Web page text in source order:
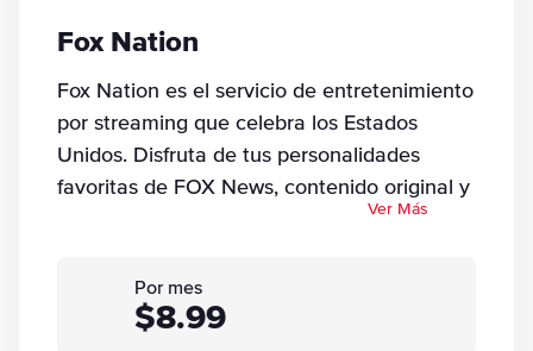
Fox Nation
Fox Nation es el servicio de entretenimiento
por streaming que celebra los Estados
Unidos. Disfruta de tus personalidades
favoritas de FOX News, contenido original y
programas exclusivos por streaming.Ver Más
Por mes
$8.99